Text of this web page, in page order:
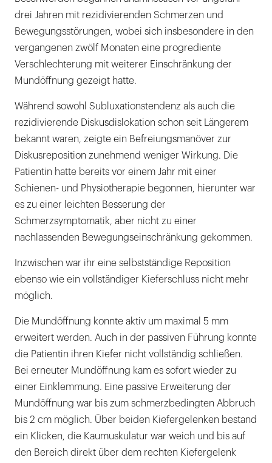
drei Jahren mit rezidivierenden Schmerzen und
Bewegungsstörungen, wobei sich insbesondere in den
vergangenen zwölf Monaten eine progrediente
Verschlechterung mit weiterer Einschränkung der
Mundöffnung gezeigt hatte.
Während sowohl Subluxationstendenz als auch die
rezidivierende Diskusdislokation schon seit Längerem
bekannt waren, zeigte ein Befreiungsmanöver zur
Diskusreposition zunehmend weniger Wirkung. Die
Patientin hatte bereits vor einem Jahr mit einer
Schienen- und Physiotherapie begonnen, hierunter war
es zu einer leichten Besserung der
Schmerzsymptomatik, aber nicht zu einer
nachlassenden Bewegungseinschränkung gekommen.
Inzwischen war ihr eine selbstständige Reposition
ebenso wie ein vollständiger Kieferschluss nicht mehr
möglich.
Die Mundöffnung konnte aktiv um maximal 5 mm
erweitert werden. Auch in der passiven Führung konnte
die Patientin ihren Kiefer nicht vollständig schließen.
Bei erneuter Mundöffnung kam es sofort wieder zu
einer Einklemmung. Eine passive Erweiterung der
Mundöffnung war bis zum schmerzbedingten Abbruch
bis 2 cm möglich. Über beiden Kiefergelenken bestand
ein Klicken, die Kaumuskulatur war weich und bis auf
den Bereich direkt über dem rechten Kiefergelenk